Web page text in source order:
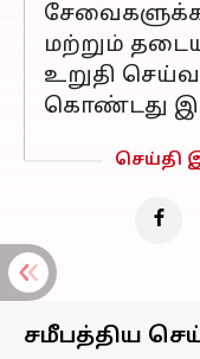
மற்றும்
உறுதி
கொண்டது
செய்தி
சமீபத்திய